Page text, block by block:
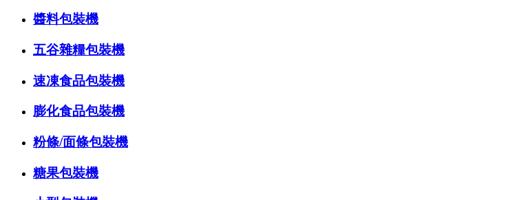
醬料包裝機
五谷雜糧包裝機
速凍食品包裝機
膨化食品包裝機
粉條/面條包裝機
糖果包裝機